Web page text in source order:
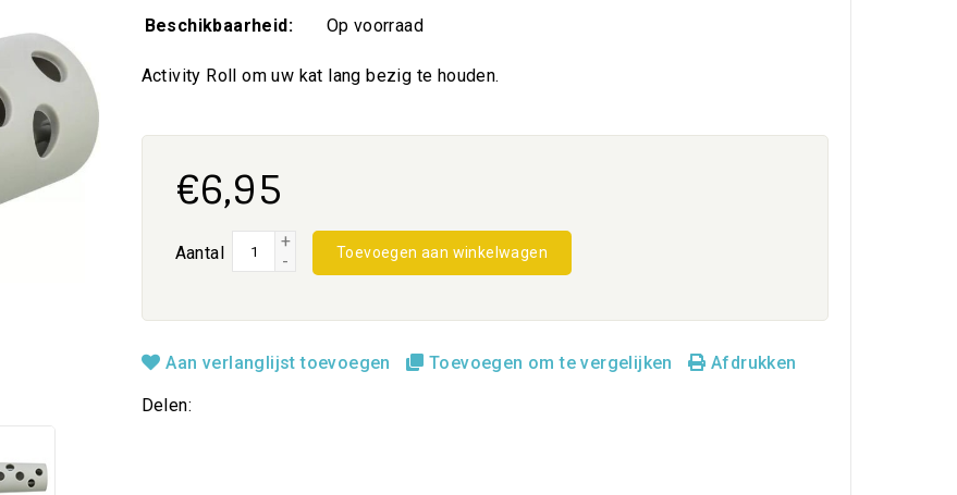
Beschikbaarheid:
Op voorraad
Activity Roll om uw kat lang bezig te houden.
€6,95
Aantal
+
-
Toevoegen aan winkelwagen
Aan verlanglijst toevoegen Toevoegen om te vergelijken Afdrukken
Delen: